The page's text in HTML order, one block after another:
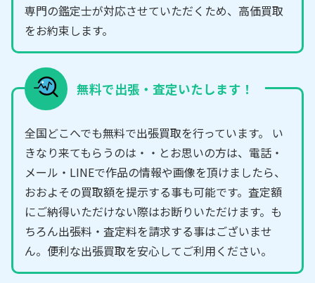
専門の鑑定士が対応させていただくため、高価買取
をお約束します。
無料で出張・査定いたします！
全国どこへでも無料で出張買取を行っています。 い
きなり来てもらうのは・・とお思いの方は、電話・
メール・LINEで作品の情報や画像を頂けましたら、
おおよその買取額を提示する事も可能です。査定額
にご納得いただけない際はお断りいただけます。も
ちろん出張料・査定料を請求する事はございませ
ん。便利な出張買取を安心してご利用ください。